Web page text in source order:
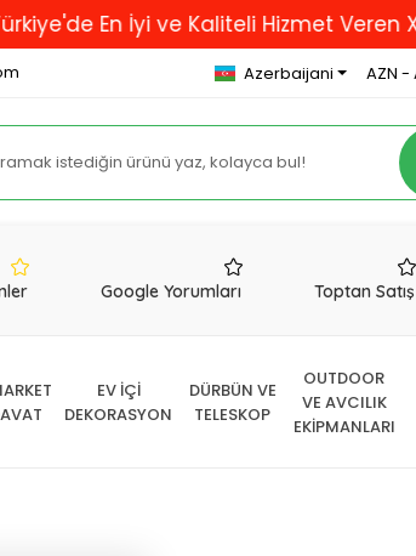
İyi ve Kaliteli Hizmet Veren XML ve
Azerbaijani AZN -
Google Yorumları Toptan Satış
EV İÇİ
DEKORASYON
DÜRBÜN VE
TELESKOP
OUTDOOR
VE AVCILIK
EKİPMANLARI